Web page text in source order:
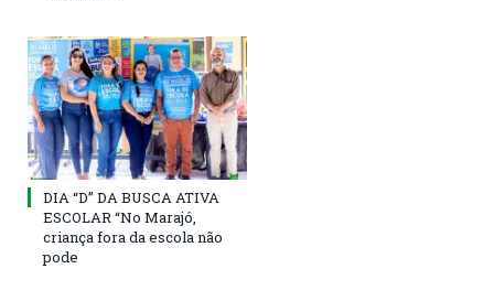
DIA “D” DA BUSCA ATIVA
ESCOLAR “No Marajó,
criança fora da escola não
pode